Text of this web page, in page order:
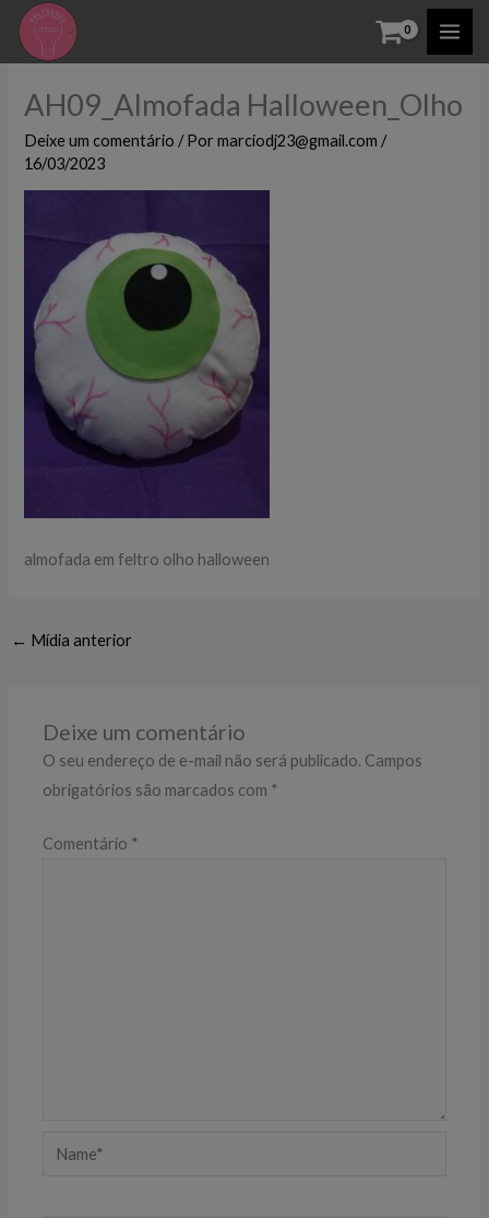
para
conteúdo
AH09_Almofada Halloween_Olho
Deixe um comentário / Pormarciodj23@gmail.com /
16/03/2023
almofada em feltro olho halloween
← Mídia anterior
Deixe um comentário
O seu endereço de e-mail não será publicado. Campos
obrigatórios são marcados com *
Comentário *
Name*